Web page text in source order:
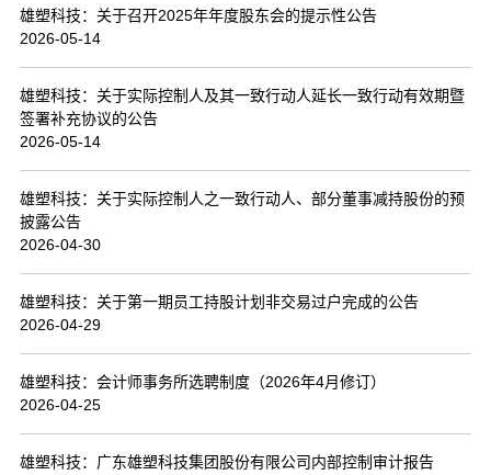
雄塑科技：关于召开2025年年度股东会的提示性公告
2026-05-14
雄塑科技：关于实际控制人及其一致行动人延长一致行动有效期暨
签署补充协议的公告
2026-05-14
雄塑科技：关于实际控制人之一致行动人、部分董事减持股份的预
披露公告
2026-04-30
雄塑科技：关于第一期员工持股计划非交易过户完成的公告
2026-04-29
雄塑科技：会计师事务所选聘制度（2026年4月修订）
2026-04-25
雄塑科技：广东雄塑科技集团股份有限公司内部控制审计报告